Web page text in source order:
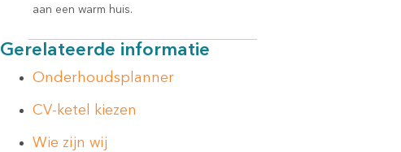
aan een warm huis.
Gerelateerde informatie
Onderhoudsplanner
CV-ketel kiezen
Wie zijn wij